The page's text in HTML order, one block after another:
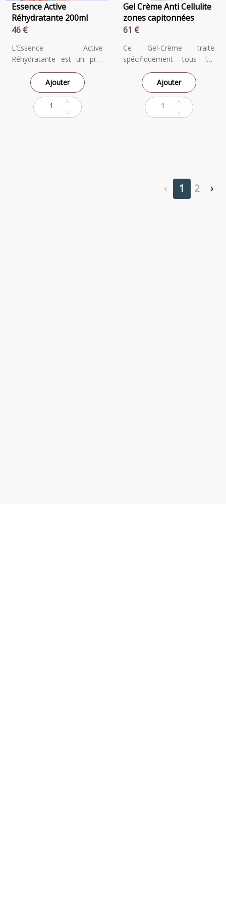
Essence Active
Réhydratante 200ml
46 €
L’Essence Active
Réhydratante est un pré-
soin à appliquer en
première étape après le
nettoyage. Elle est conçue
pour imprégner la peau en
hydratation afin de
Ajouter
Gel Crème Anti Cellulite
zones capitonnées
61 €
Ce Gel-Crème traite
spécifiquement tous les
signes de la cellulite qu’elle
soit adipeuse ou aqueuse
(capitons, peau d’orange,
fluides cutanés en excès). Il
aide à inverser le processus
agissant sur l’aspect de la
peau. La silhouette est
Ajouter
‹ 1 2 ›